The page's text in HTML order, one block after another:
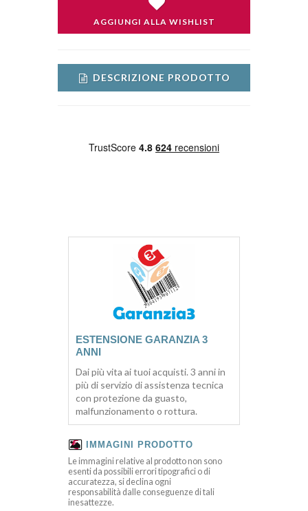
AGGIUNGI ALLA WISHLIST
DESCRIZIONE PRODOTTO
ESTENSIONE GARANZIA 3
ANNI
Dai più vita ai tuoi acquisti. 3 anni in
più di servizio di assistenza tecnica
con protezione da guasto,
malfunzionamento o rottura.
IMMAGINI PRODOTTO
Le immagini relative al prodotto non sono
esenti da possibili errori tipografici o di
accuratezza, si declina ogni
responsabilità dalle conseguenze di tali
inesattezze.